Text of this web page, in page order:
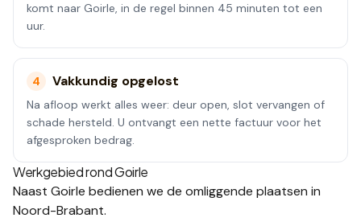
komt naar Goirle, in de regel binnen 45 minuten tot een
uur.
4 Vakkundig opgelost
Na afloop werkt alles weer: deur open, slot vervangen of
schade hersteld. U ontvangt een nette factuur voor het
afgesproken bedrag.
Werkgebied rondGoirle
Naast Goirle bedienen we de omliggende plaatsen in
Noord-Brabant.